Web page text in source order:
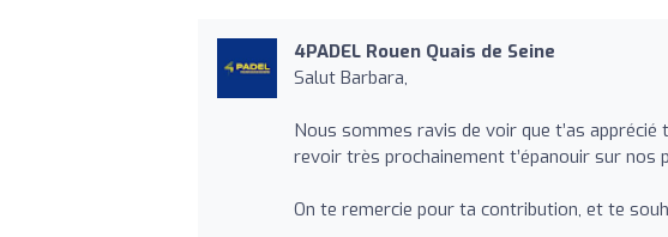
4PADEL Rouen Quais de Seine
Salut Barbara,
Nous sommes ravis de voir que t’as apprécié
revoir très prochainement t’épanouir sur nos
On te remercie pour ta contribution, et te